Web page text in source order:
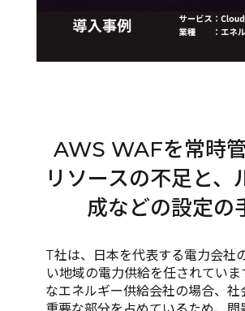
AWS WAFを常時
リソースの不足と、
成などの設定の
T社は、日本を代表する電力会社
い地域の電力供給を任されていま
なエネルギー供給会社の場合、社